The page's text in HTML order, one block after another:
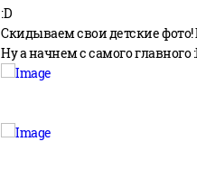
:D
Скидываем свои детские фото!
Ну а начнем с самого главного